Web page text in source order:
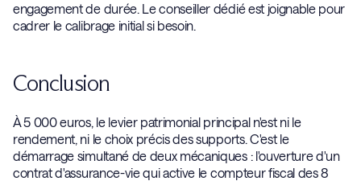
engagement de durée. Le conseiller dédié est joignable pour
cadrer le calibrage initial si besoin.
Conclusion
À 5 000 euros, le levier patrimonial principal n'est ni le
rendement, ni le choix précis des supports. C'est le
démarrage simultané de deux mécaniques : l'ouverture d'un
contrat d'assurance-vie qui active le compteur fiscal des 8